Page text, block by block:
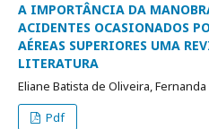
A IMPORTÂNCIA DA
ACIDENTES OCASIONADOS
AÉREAS SUPERIORES UMA
LITERATURA
Eliane Batista de Oliveira,
Pdf